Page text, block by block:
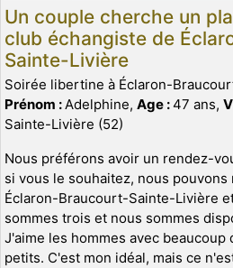
Un couple cherche un
club échangiste de
Sainte-Livière
Soirée libertine à Éclaron-
Prénom :Adelphine, Age :47 ans,
Sainte-Livière (52)
Nous préférons avoir un rendez-
si vous le souhaitez, nous
Éclaron-Braucourt-Sainte-Livière
sommes trois et nous sommes
J'aime les hommes avec beaucoup
petits. C'est mon idéal, mais ce